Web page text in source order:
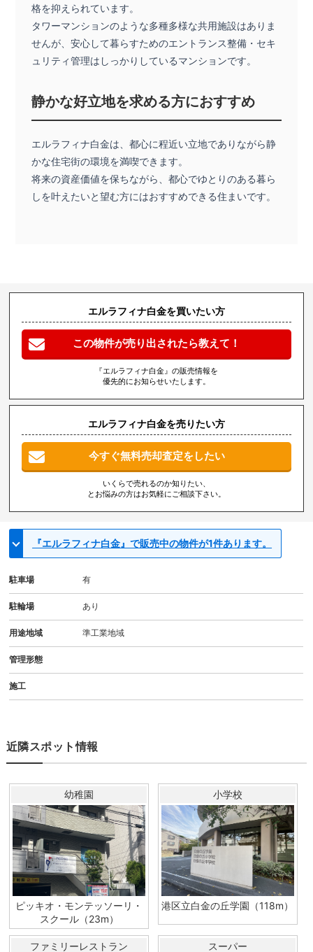
格を抑えられています。
タワーマンションのような多種多様な共用施設はありま
せんが、安心して暮らすためのエントランス整備・セキ
ュリティ管理はしっかりしているマンションです。
静かな好立地を求める方におすすめ
エルラフィナ白金は、都心に程近い立地でありながら静
かな住宅街の環境を満喫できます。
将来の資産価値を保ちながら、都心でゆとりのある暮ら
しを叶えたいと望む方にはおすすめできる住まいです。
エルラフィナ白金を買いたい方
この物件が売り出されたら教えて！
『エルラフィナ白金』の販売情報を
優先的にお知らせいたします。
エルラフィナ白金を売りたい方
今すぐ無料売却査定をしたい
いくらで売れるのか知りたい、
とお悩みの方はお気軽にご相談下さい。
『エルラフィナ白金』で販売中の物件が1件あります。
駐車場 有
駐輪場 あり
用途地域 準工業地域
管理形態
施工
近隣スポット情報
幼稚園
ピッキオ・モンテッソーリ・
スクール（23m）
小学校
港区立白金の丘学園（118m）
ファミリーレストラン スーパー